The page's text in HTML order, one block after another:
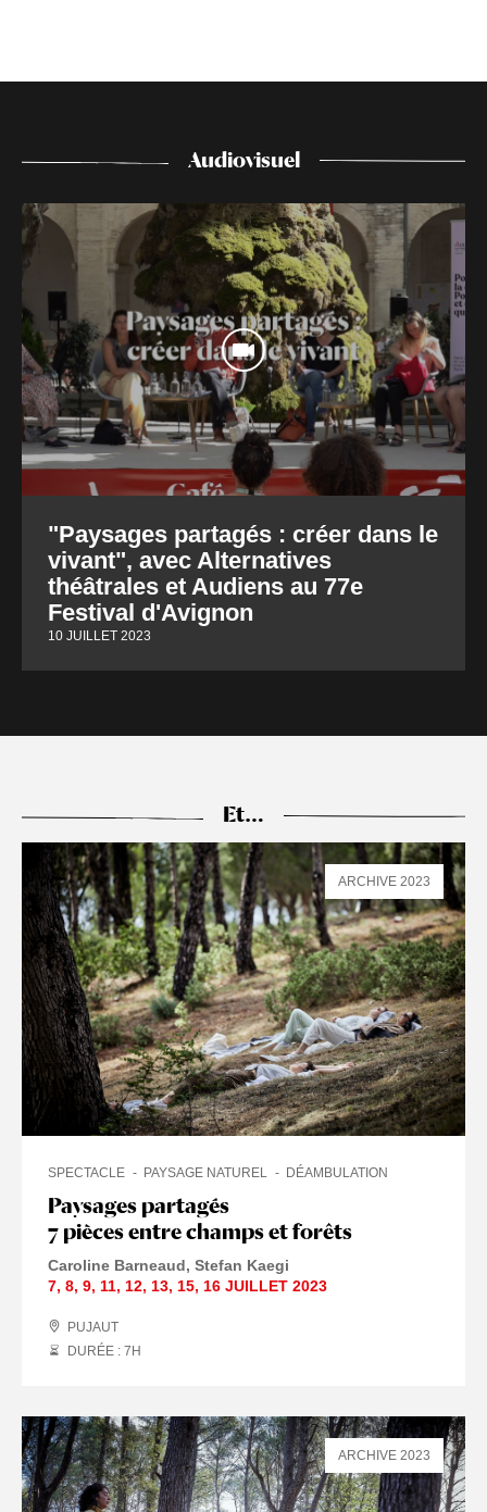
Audiovisuel
"Paysages partagés : créer dans le
vivant", avec Alternatives
théâtrales et Audiens au 77e
Festival d'Avignon
10 JUILLET 2023
Et…
Paysages partagés
7 pièces entre champs et forêts
SPECTACLE PAYSAGE NATUREL DÉAMBULATION
Caroline Barneaud Stefan Kaegi
7, 8, 9, 11, 12, 13, 15, 16 JUILLET 2023
PUJAUT
DURÉE : 7H
ARCHIVE 2023
ARCHIVE 2023